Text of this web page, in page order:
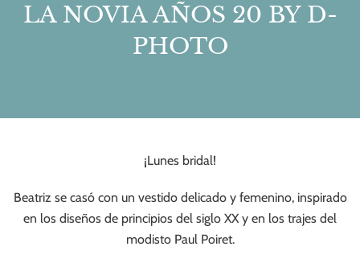
LA NOVIA AÑOS 20 BY D-
PHOTO
¡Lunes bridal!
Beatriz se casó con un vestido delicado y femenino, inspirado
en los diseños de principios del siglo XX y en los trajes del
modisto Paul Poiret.